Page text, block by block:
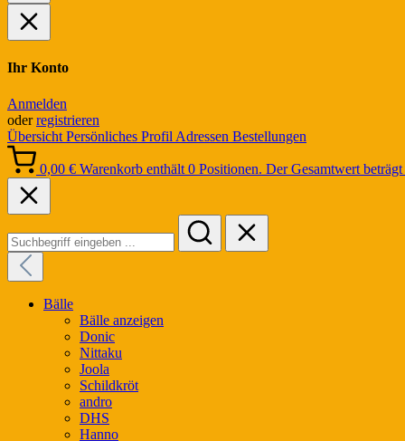
Ihr Konto
Anmelden
oderregistrieren
Übersicht Persönliches Profil Adressen Bestellungen
0,00 € Warenkorb enthält 0 Positionen. Der Gesamtwert
Bälle
Bälle anzeigen
Donic
Nittaku
Joola
Schildkröt
andro
DHS
Hanno